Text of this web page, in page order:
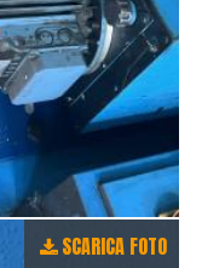
SCARICA FOTO